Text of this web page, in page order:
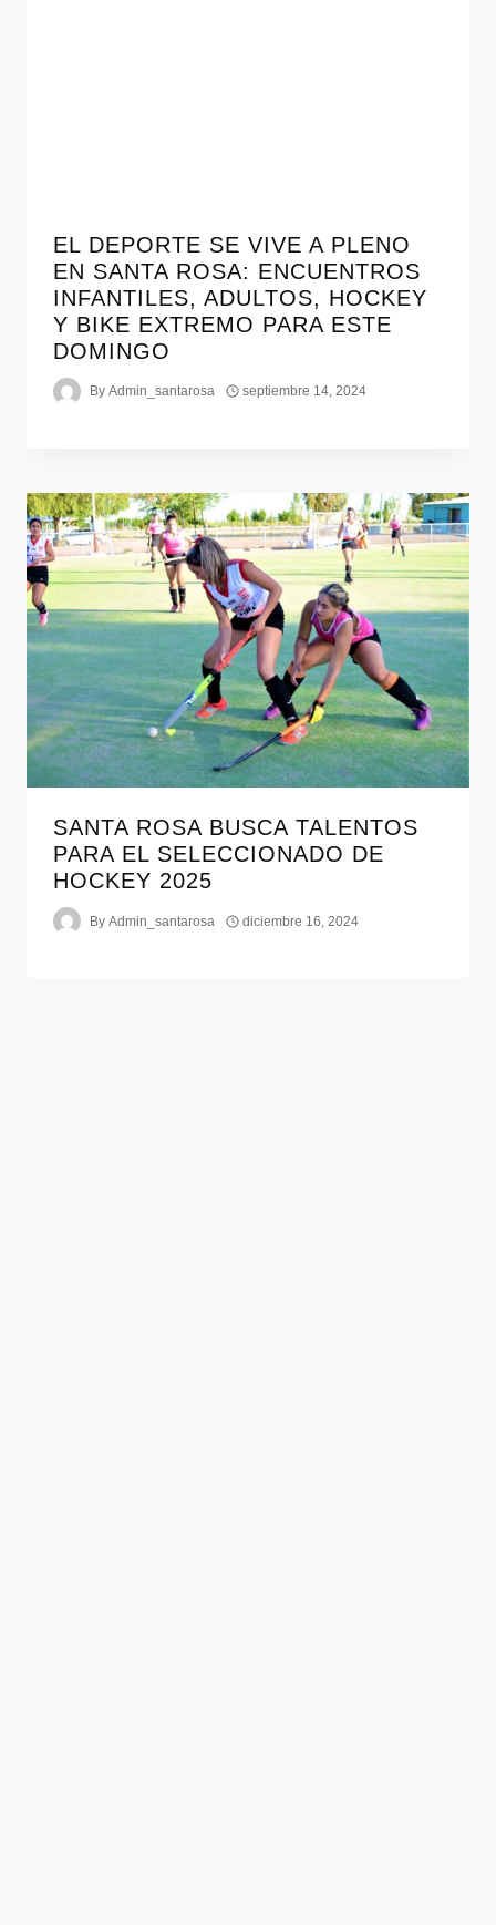
EL DEPORTE SE VIVE A PLENO
EN SANTA ROSA: ENCUENTROS
INFANTILES, ADULTOS, HOCKEY
Y BIKE EXTREMO PARA ESTE
DOMINGO
By Admin_santarosa septiembre 14, 2024
SANTA ROSA BUSCA TALENTOS
PARA EL SELECCIONADO DE
HOCKEY 2025
By Admin_santarosa diciembre 16, 2024